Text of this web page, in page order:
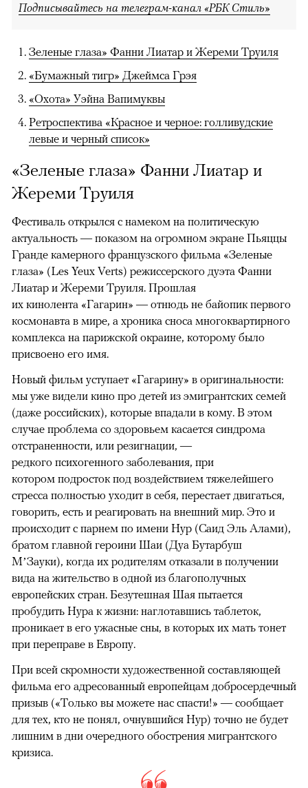
Подписывайтесь на телеграм-канал «РБК Стиль»
Зеленые глаза» Фанни Лиатар и Жереми Труиля
«Бумажный тигр» Джеймса Грэя
«Охота» Уэйна Вапимуквы
Ретроспектива «Красное и черное: голливудские
левые и черный список»
«Зеленые глаза» Фанни Лиатар и
Жереми Труиля
Фестиваль открылся с намеком на политическую
актуальность — показом на огромном экране Пьяццы
Гранде камерного французского фильма «Зеленые
глаза» (Les Yeux Verts) режиссерского дуэта Фанни
Лиатар и Жереми Труиля. Прошлая
их кинолента «Гагарин» — отнюдь не байопик первого
космонавта в мире, а хроника сноса многоквартирного
комплекса на парижской окраине, которому было
присвоено его имя.
Новый фильм уступает «Гагарину» в оригинальности:
мы уже видели кино про детей из эмигрантских семей
(даже российских), которые впадали в кому. В этом
случае проблема со здоровьем касается синдрома
отстраненности, или резигнации, —
редкого психогенного заболевания, при
котором подросток под воздействием тяжелейшего
стресса полностью уходит в себя, перестает двигаться,
говорить, есть и реагировать на внешний мир. Это и
происходит с парнем по имени Нур (Саид Эль Алами),
братом главной героини Шаи (Дуа Бутарбуш
М’Зауки), когда их родителям отказали в получении
вида на жительство в одной из благополучных
европейских стран. Безутешная Шая пытается
пробудить Нура к жизни: наглотавшись таблеток,
проникает в его ужасные сны, в которых их мать тонет
при переправе в Европу.
При всей скромности художественной составляющей
фильма его адресованный европейцам добросердечный
призыв («Только вы можете нас спасти!» — сообщает
для тех, кто не понял, очнувшийся Нур) точно не будет
лишним в дни очередного обострения мигрантского
кризиса.